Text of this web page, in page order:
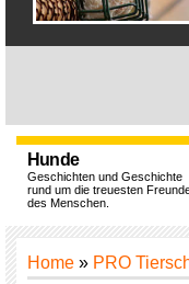
Hunde
Geschichten und Geschichte
rund um die treuesten
des Menschen.
Home » PRO